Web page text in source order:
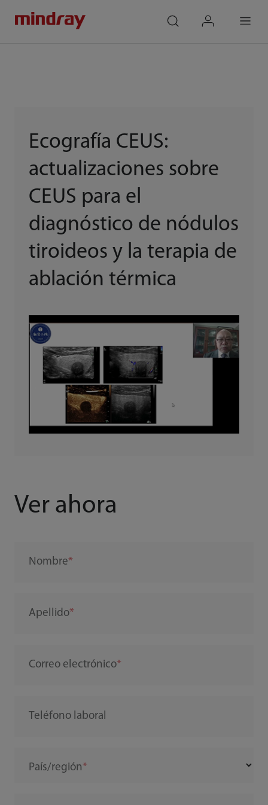
Ecografía CEUS:
actualizaciones sobre
CEUS para el
diagnóstico de nódulos
tiroideos y la terapia de
ablación térmica
Ver ahora
Nombre
Apellido
Correo electrónico
Teléfono laboral
País/región